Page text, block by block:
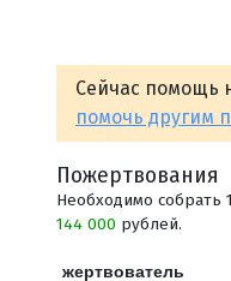
Сейчас помощь
помочь другим
Пожертвования
Необходимо собрать
144 000 рублей.
жертвователь